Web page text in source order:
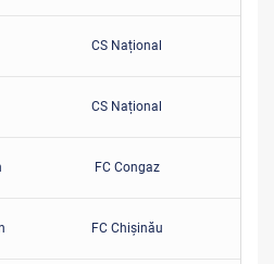
CS Național
CS Național
FC Congaz
FC Chișinău